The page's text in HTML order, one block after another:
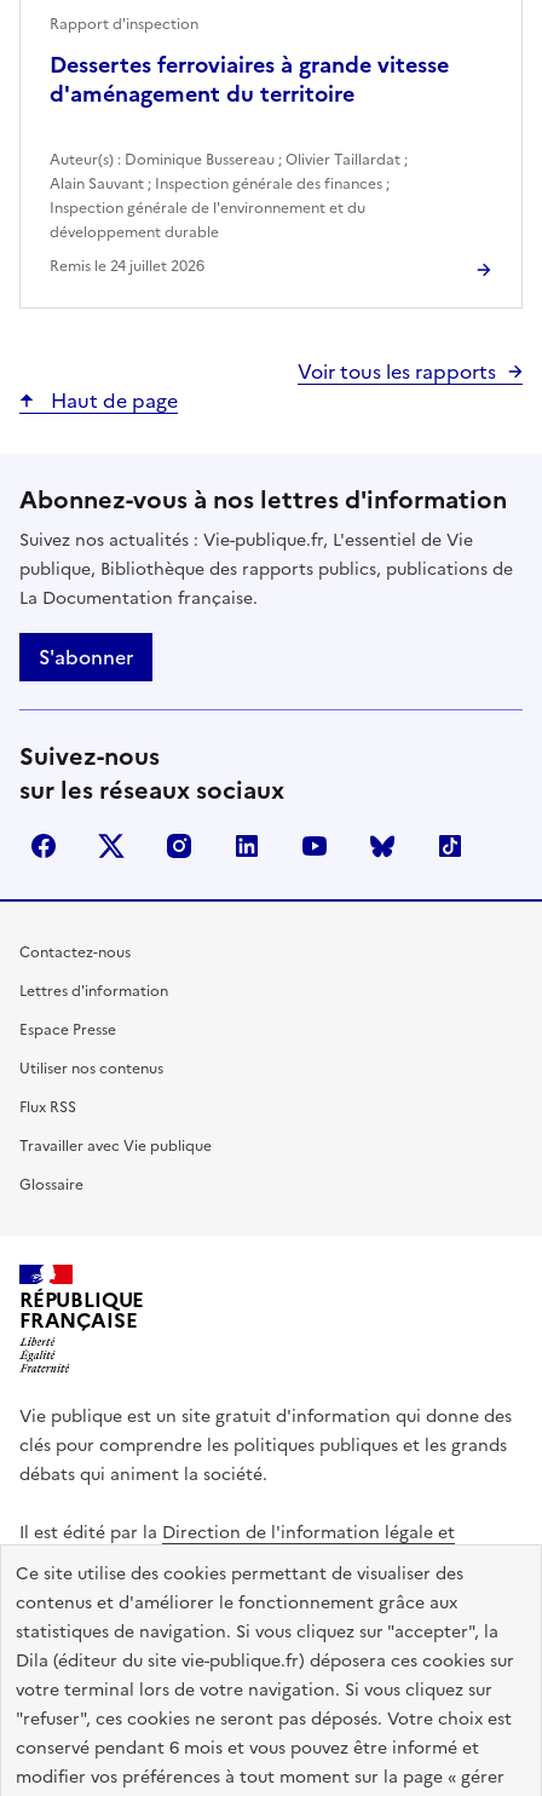
Ce site utilise des cookies permettant de visualiser des
contenus et d'améliorer le fonctionnement grâce aux
statistiques de navigation. Si vous cliquez sur "accepter", la
Dila (éditeur du site vie-publique.fr) déposera ces cookies sur
votre terminal lors de votre navigation. Si vous cliquez sur
"refuser", ces cookies ne seront pas déposés. Votre choix est
conservé pendant 6 mois et vous pouvez être informé et
modifier vos préférences à tout moment sur la page « gérer
Dessertes ferroviaires à grande vitesse
d'aménagement du territoire
Rapport d'inspection
Auteur(s) : Dominique Bussereau ;Olivier Taillardat ;
Alain Sauvant ; Inspection générale des finances ;
Inspection générale de l'environnement et du
développement durable
Remis le24 juillet 2026
Voir tous les rapports
Haut de page
Abonnez-vous à nos lettres d'information
Suivez nos actualités : Vie-publique.fr, L'essentiel de Vie
publique, Bibliothèque des rapports publics, publications de
La Documentation française.
S'abonner
Suivez-nous
sur les réseaux sociaux
facebook X (anciennement Twitter)
instagramlinkedin youtube Bluesky
Contactez-nous
Lettres d'information
Espace Presse
Utiliser nos contenus
Flux RSS
Travailler avec Vie publique
Glossaire
RÉPUBLIQUE
FRANÇAISE
Vie publique est un site gratuit d'information qui donne des
clés pour comprendre les politiques publiques et les grands
débats qui animent la société.
Il est édité par la Direction de l'information légale et
administrative
legifrance.gouv.fr info.gouv.fr
data.gouv.fr
service-public.gouv.fr
Accessibilité : totalement conforme Données personnelles